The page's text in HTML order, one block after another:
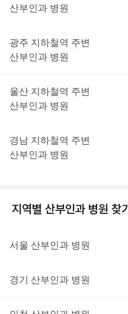
산부인과 병원
광주 지하철역 주변
산부인과 병원
울산 지하철역 주변
산부인과 병원
경남 지하철역 주변
산부인과 병원
지역별 산부인과 병원 찾기
서울 산부인과 병원
경기 산부인과 병원